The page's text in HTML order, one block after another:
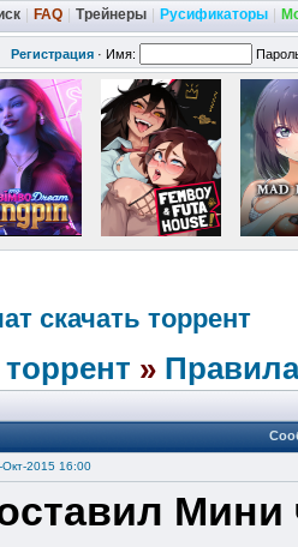
FAQ Трейнеры Русификаторы
Регистрация · Имя:
скачать торрент
»
Окт-2015 16:00
Мини